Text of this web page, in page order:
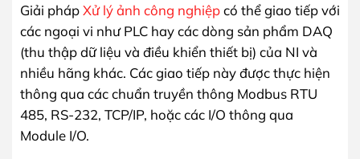
Giải phápXử lý ảnh công nghiệpcó thể giao tiếp với
các ngoại vi như PLC hay các dòng sản phẩm DAQ
(thu thập dữ liệu và điều khiển thiết bị) của NI và
nhiều hãng khác. Các giao tiếp này được thực hiện
thông qua các chuẩn truyền thông Modbus RTU
485, RS-232, TCP/IP, hoặc các I/O thông qua
Module I/O.